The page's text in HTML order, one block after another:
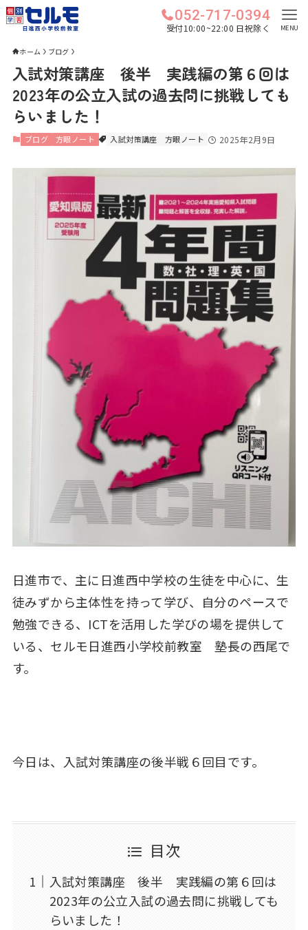
052-717-0394
受付10:00~22:00 日祝除く MENU
ホーム ブログ
入試対策講座 後半 実践編の第６回は
2023年の公立入試の過去問に挑戦しても
らいました！
ブログ 方眼ノート 入試対策講座 方眼ノート 2025年2月9日
日進市で、主に日進西中学校の生徒を中心に、生
徒みずから主体性を持って学び、自分のペースで
勉強できる、ICTを活用した学びの場を提供して
いる、セルモ日進西小学校前教室 塾長の西尾で
す。
今日は、入試対策講座の後半戦６回目です。
目次
入試対策講座 後半 実践編の第６回は
2023年の公立入試の過去問に挑戦しても
らいました！